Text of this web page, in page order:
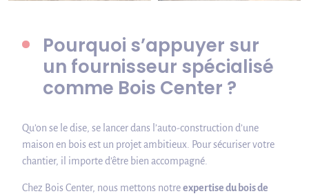
Pourquoi s’appuyer sur
un fournisseur spécialisé
comme Bois Center ?
Qu’on se le dise, se lancer dans l’auto-construction d’une
maison en bois est un projet ambitieux. Pour sécuriser votre
chantier, il importe d’être bien accompagné.
Chez Bois Center, nous mettons notreexpertise du bois de